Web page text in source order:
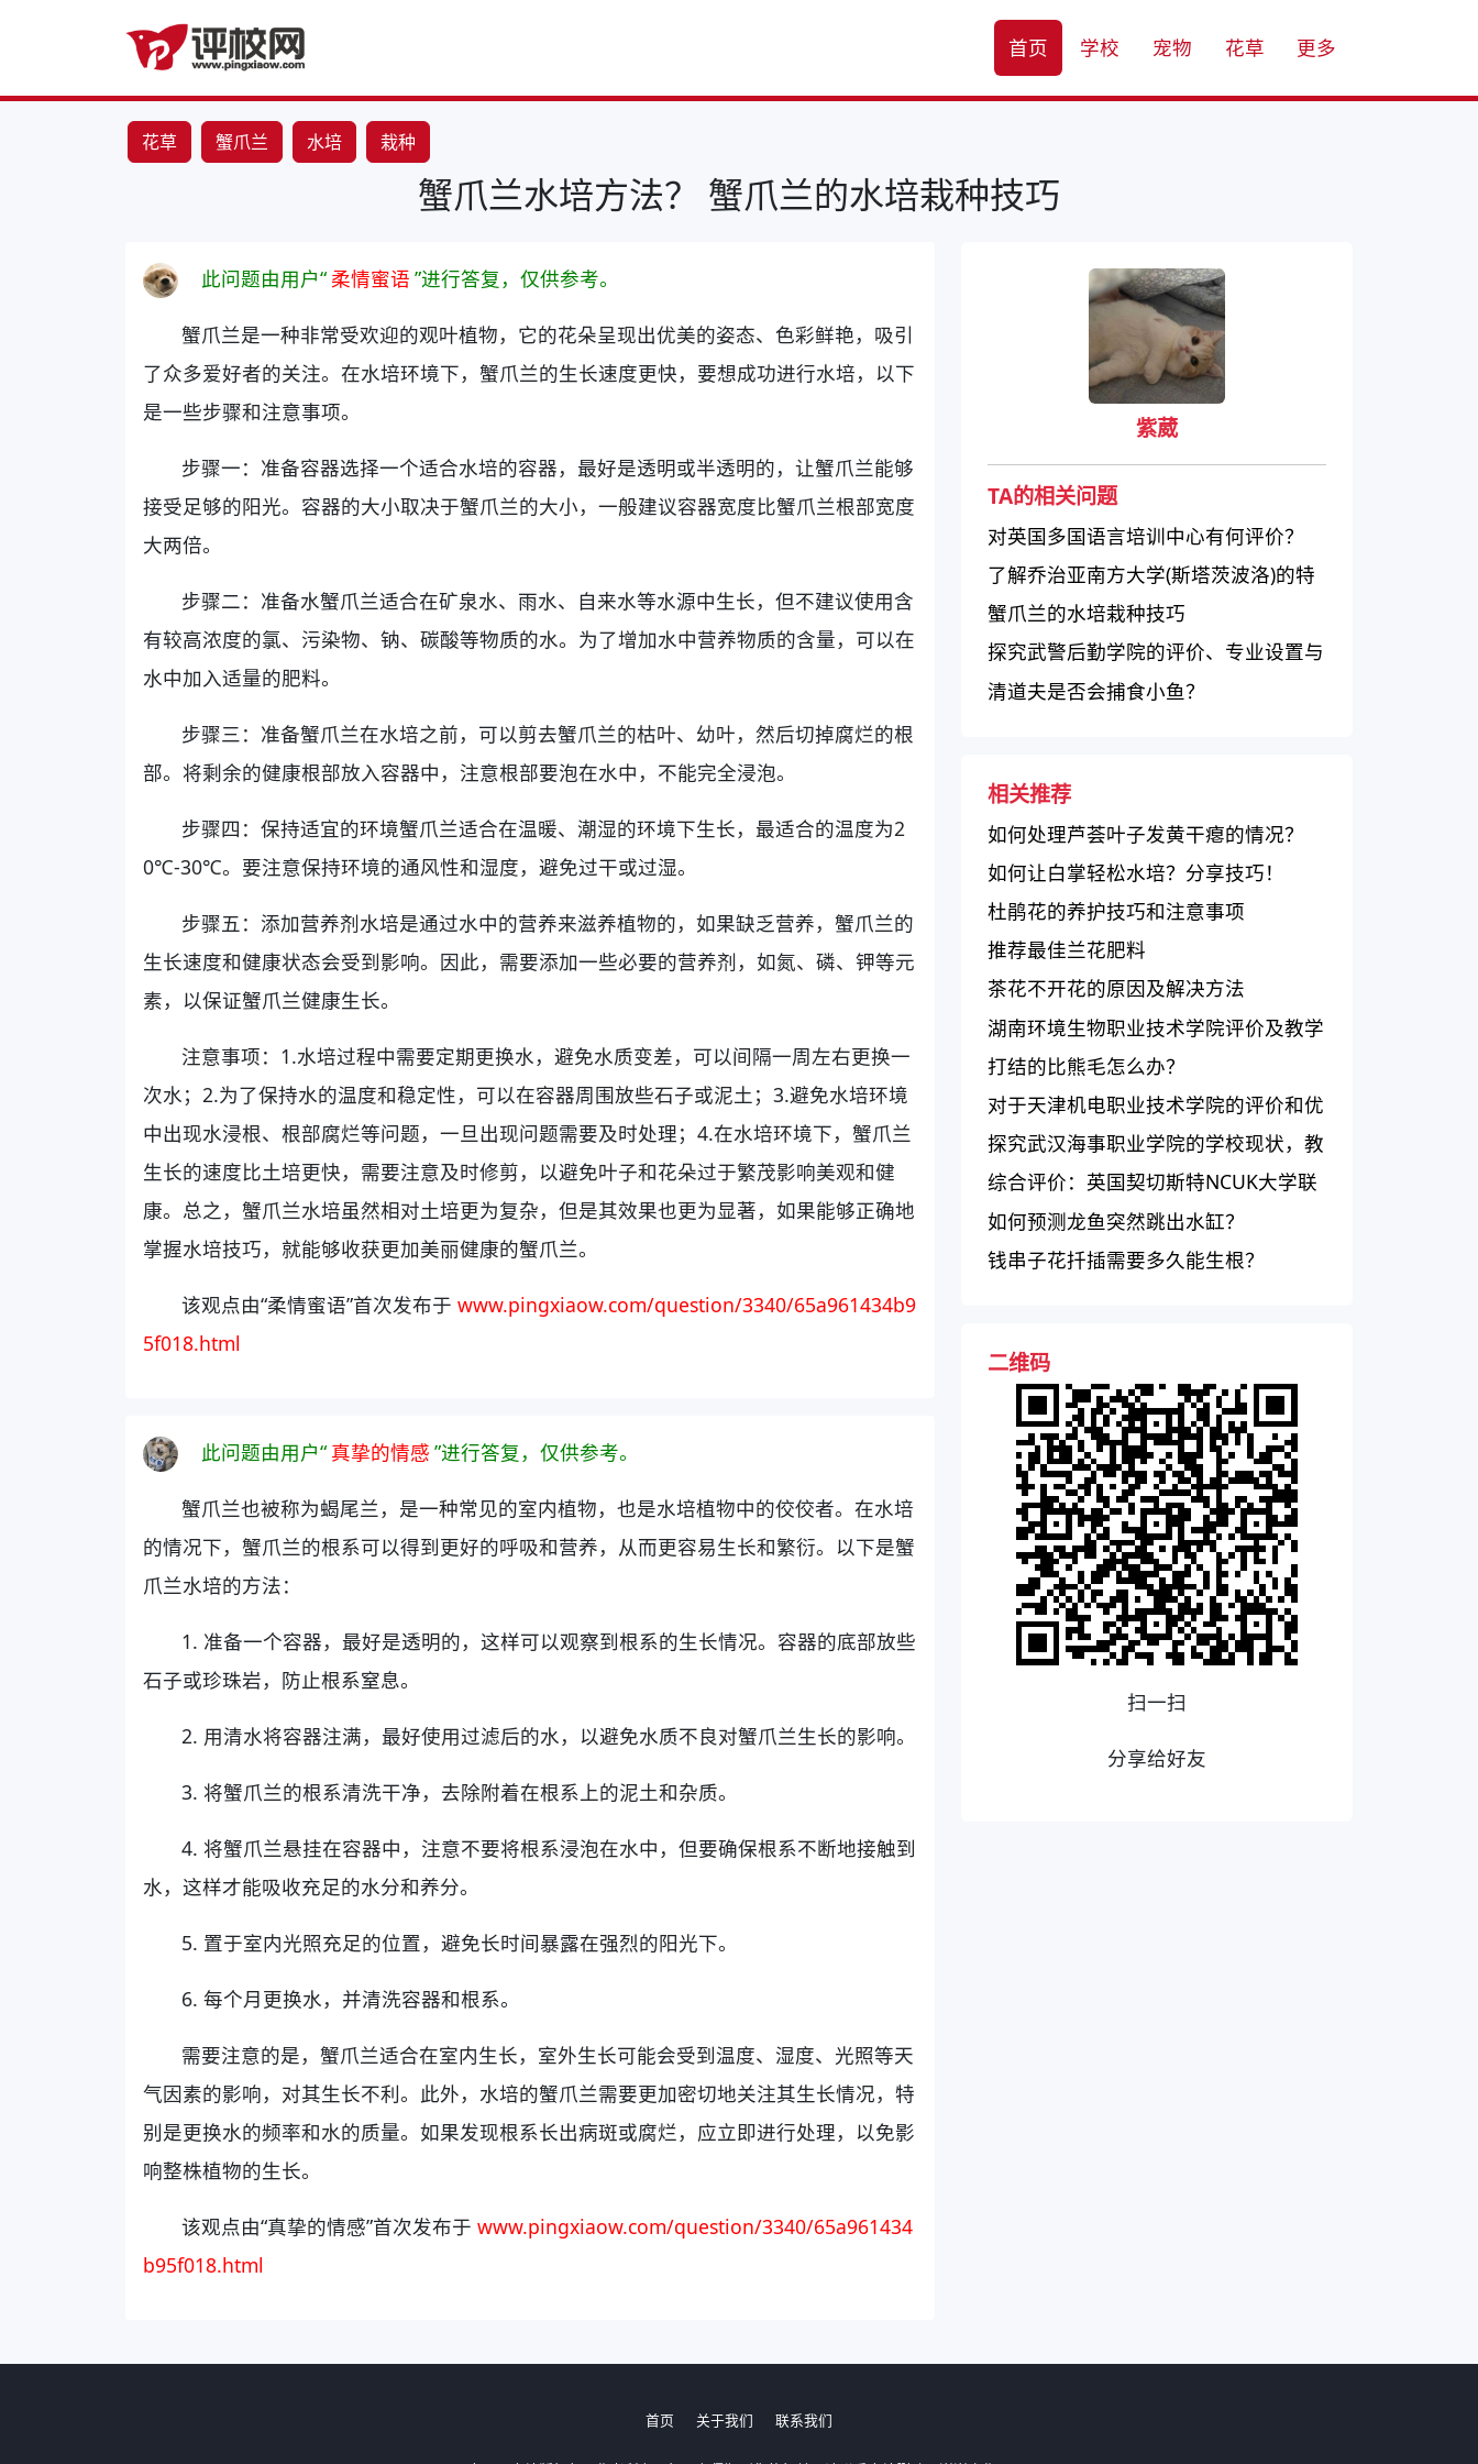
首页 学校 宠物 花草 更多
花草 蟹爪兰 水培 栽种
蟹爪兰水培方法？ 蟹爪兰的水培栽种技巧
此问题由用户“ 柔情蜜语 ”进行答复，仅供参考。
蟹爪兰是一种非常受欢迎的观叶植物，它的花朵呈现出优美的姿态、色彩鲜艳，吸引
了众多爱好者的关注。在水培环境下，蟹爪兰的生长速度更快，要想成功进行水培，以下
是一些步骤和注意事项。
步骤一：准备容器选择一个适合水培的容器，最好是透明或半透明的，让蟹爪兰能够
接受足够的阳光。容器的大小取决于蟹爪兰的大小，一般建议容器宽度比蟹爪兰根部宽度
大两倍。
步骤二：准备水蟹爪兰适合在矿泉水、雨水、自来水等水源中生长，但不建议使用含
有较高浓度的氯、污染物、钠、碳酸等物质的水。为了增加水中营养物质的含量，可以在
水中加入适量的肥料。
步骤三：准备蟹爪兰在水培之前，可以剪去蟹爪兰的枯叶、幼叶，然后切掉腐烂的根
部。将剩余的健康根部放入容器中，注意根部要泡在水中，不能完全浸泡。
步骤四：保持适宜的环境蟹爪兰适合在温暖、潮湿的环境下生长，最适合的温度为2
0℃-30℃。要注意保持环境的通风性和湿度，避免过干或过湿。
步骤五：添加营养剂水培是通过水中的营养来滋养植物的，如果缺乏营养，蟹爪兰的
生长速度和健康状态会受到影响。因此，需要添加一些必要的营养剂，如氮、磷、钾等元
素，以保证蟹爪兰健康生长。
注意事项：1.水培过程中需要定期更换水，避免水质变差，可以间隔一周左右更换一
次水；2.为了保持水的温度和稳定性，可以在容器周围放些石子或泥土；3.避免水培环境
中出现水浸根、根部腐烂等问题，一旦出现问题需要及时处理；4.在水培环境下，蟹爪兰
生长的速度比土培更快，需要注意及时修剪，以避免叶子和花朵过于繁茂影响美观和健
康。总之，蟹爪兰水培虽然相对土培更为复杂，但是其效果也更为显著，如果能够正确地
掌握水培技巧，就能够收获更加美丽健康的蟹爪兰。
该观点由“柔情蜜语”首次发布于www.pingxiaow.com/question/3340/65a961434b9
5f018.html
此问题由用户“ 真挚的情感 ”进行答复，仅供参考。
蟹爪兰也被称为蝎尾兰，是一种常见的室内植物，也是水培植物中的佼佼者。在水培
的情况下，蟹爪兰的根系可以得到更好的呼吸和营养，从而更容易生长和繁衍。以下是蟹
爪兰水培的方法：
1. 准备一个容器，最好是透明的，这样可以观察到根系的生长情况。容器的底部放些
石子或珍珠岩，防止根系窒息。
2. 用清水将容器注满，最好使用过滤后的水，以避免水质不良对蟹爪兰生长的影响。
3. 将蟹爪兰的根系清洗干净，去除附着在根系上的泥土和杂质。
4. 将蟹爪兰悬挂在容器中，注意不要将根系浸泡在水中，但要确保根系不断地接触到
水，这样才能吸收充足的水分和养分。
5. 置于室内光照充足的位置，避免长时间暴露在强烈的阳光下。
6. 每个月更换水，并清洗容器和根系。
需要注意的是，蟹爪兰适合在室内生长，室外生长可能会受到温度、湿度、光照等天
气因素的影响，对其生长不利。此外，水培的蟹爪兰需要更加密切地关注其生长情况，特
别是更换水的频率和水的质量。如果发现根系长出病斑或腐烂，应立即进行处理，以免影
响整株植物的生长。
该观点由“真挚的情感”首次发布于www.pingxiaow.com/question/3340/65a961434
b95f018.html
紫葳
TA的相关问题
对英国多国语言培训中心有何评价？
了解乔治亚南方大学(斯塔茨波洛)的特
点和优势
蟹爪兰的水培栽种技巧
探究武警后勤学院的评价、专业设置与
教学质量
清道夫是否会捕食小鱼？
相关推荐
如何处理芦荟叶子发黄干瘪的情况？
如何让白掌轻松水培？分享技巧！
杜鹃花的养护技巧和注意事项
推荐最佳兰花肥料
茶花不开花的原因及解决方法
湖南环境生物职业技术学院评价及教学
设施分析
打结的比熊毛怎么办？
对于天津机电职业技术学院的评价和优
劣势
探究武汉海事职业学院的学校现状，教
学质量和就业情况如何？
综合评价：英国契切斯特NCUK大学联
盟如何？
如何预测龙鱼突然跳出水缸？
钱串子花扦插需要多久能生根？
二维码
扫一扫
分享给好友
首页 关于我们 联系我们